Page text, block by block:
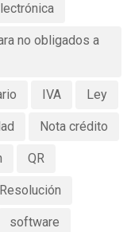
no obligados a
IVA Ley
Nota crédito
QR
Resolución
software